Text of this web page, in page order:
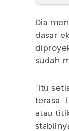
Dia
dasar
sudah
"Itu
terasa.
atau